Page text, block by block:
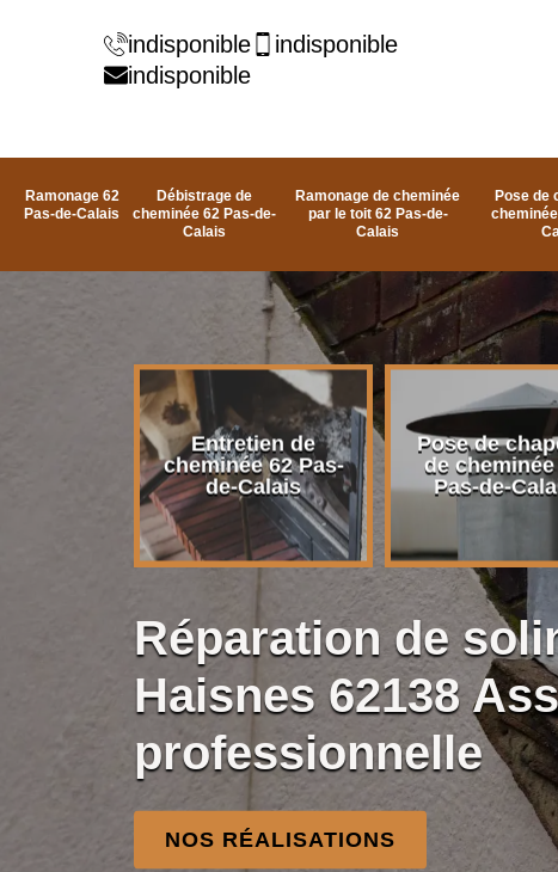
indisponible
indisponible
indisponible
Ramonage 62
Pas-de-Calais
Débistrage de
cheminée 62 Pas-de-
Calais
Ramonage de cheminée
par le toit 62 Pas-de-
Calais
Pose de
Entretien de
cheminée 62 Pas-
de-Calais
Pose de
de cheminée
Pas-de-
Réparation de
Haisnes 62138
professionnelle
NOS RÉALISATIONS